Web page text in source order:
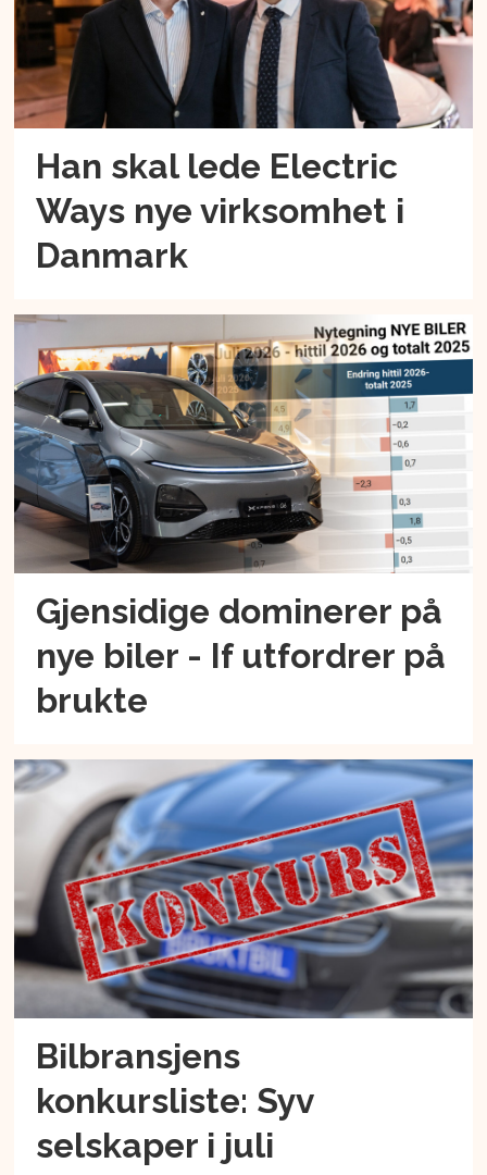
Han skal lede Electric
Ways nye virksomhet i
Danmark
Gjensidige dominerer på
nye biler - If utfordrer på
brukte
Bilbransjens
konkursliste: Syv
selskaper i juli